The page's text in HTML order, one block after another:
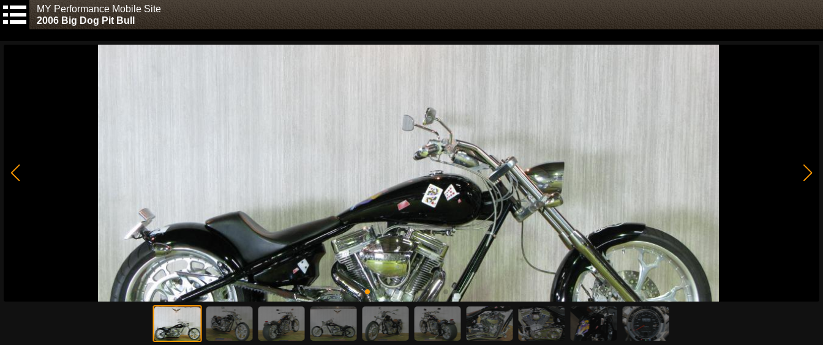
MY Performance Mobile Site
2006 Big Dog Pit Bull